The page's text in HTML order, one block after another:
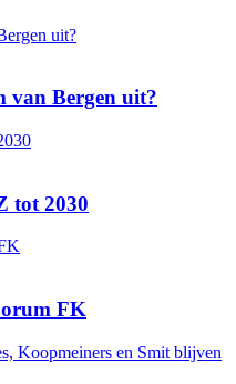
van Bergen uit?
tot 2030
FK